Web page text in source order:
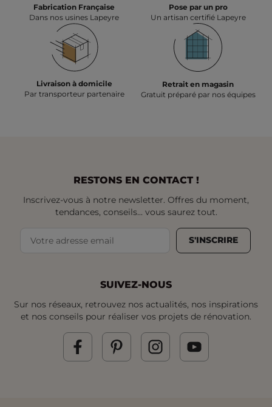
Fabrication Française
Dans nos usines Lapeyre
Pose par un pro
Un artisan certifié Lapeyre
Livraison à domicile
Par transporteur partenaire
Retrait en magasin
Gratuit préparé par nos équipes
RESTONS EN CONTACT !
Inscrivez-vous à notre newsletter. Offres du moment,
tendances, conseils... vous saurez tout.
S'INSCRIRE
SUIVEZ-NOUS
Sur nos réseaux, retrouvez nos actualités, nos inspirations
et nos conseils pour réaliser vos projets de rénovation.